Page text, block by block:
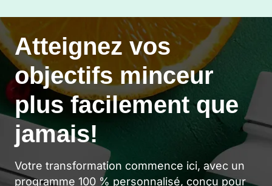
Atteignez vos
objectifs minceur
plus facilement que
jamais!
Votre transformation commence ici, avec un
programme 100 % personnalisé, conçu pour